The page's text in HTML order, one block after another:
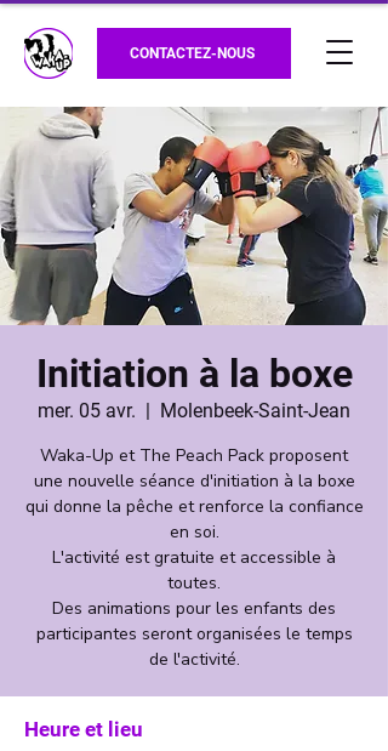
CONTACTEZ-NOUS
Initiation à la boxe
mer. 05 avr.
  |
Molenbeek-Saint-Jean
Waka-Up et The Peach Pack proposent
une nouvelle séance d'initiation à la boxe
qui donne la pêche et renforce la confiance
en soi.
L'activité est gratuite et accessible à
toutes.
Des animations pour les enfants des
participantes seront organisées le temps
de l'activité.
Heure et lieu